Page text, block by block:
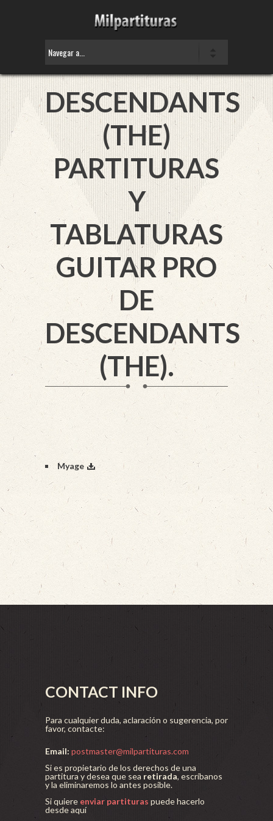
DESCENDANTS
(THE)
PARTITURAS
Y
TABLATURAS
GUITAR PRO
DE
DESCENDANTS
(THE).
Myage
CONTACT INFO
Para cualquier duda, aclaración o sugerencia, por
favor, contacte:
Email: postmaster@milpartituras.com
Si es propietario de los derechos de una
partitura y desea que sea retirada, escríbanos
y la eliminaremos lo antes posible.
Si quiere enviar partituras puede hacerlo
desde aquí